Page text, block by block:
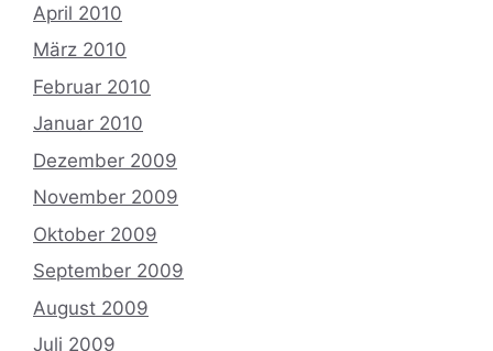
April 2010
März 2010
Februar 2010
Januar 2010
Dezember 2009
November 2009
Oktober 2009
September 2009
August 2009
Juli 2009